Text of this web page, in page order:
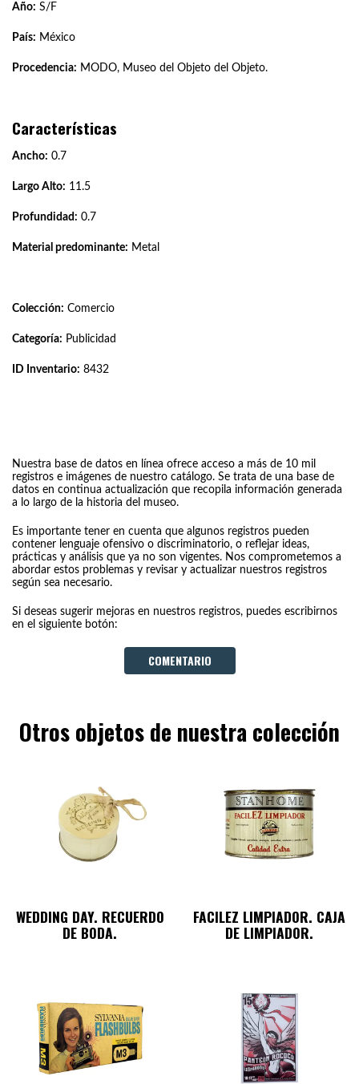
Año: S/F
País: México
Procedencia: MODO, Museo del Objeto del Objeto.
Características
Ancho: 0.7
Largo Alto: 11.5
Profundidad: 0.7
Material predominante: Metal
Colección: Comercio
Categoría: Publicidad
ID Inventario: 8432
Nuestra base de datos en línea ofrece acceso a más de 10 mil
registros e imágenes de nuestro catálogo. Se trata de una base de
datos en continua actualización que recopila información generada
a lo largo de la historia del museo.
Es importante tener en cuenta que algunos registros pueden
contener lenguaje ofensivo o discriminatorio, o reflejar ideas,
prácticas y análisis que ya no son vigentes. Nos comprometemos a
abordar estos problemas y revisar y actualizar nuestros registros
según sea necesario.
Si deseas sugerir mejoras en nuestros registros, puedes escribirnos
en el siguiente botón:
COMENTARIO
Otros objetos de nuestra colección
WEDDING DAY. RECUERDO
DE BODA.
FACILEZ LIMPIADOR. CAJA
DE LIMPIADOR.